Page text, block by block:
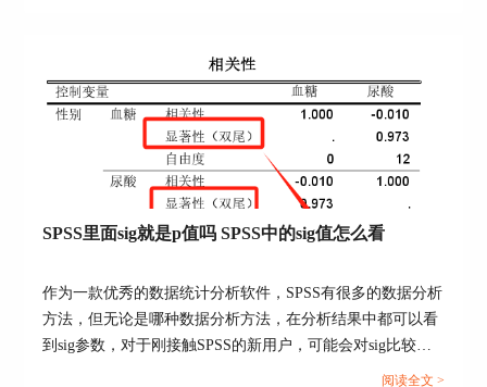
如图6所示，可以看到，账号已变为了新的变量，
而Page则变为个案，展示了在不同Page中不同账号
的浏览次数。
SPSS里面sig就是p值吗 SPSS中的sig值怎么看
作为一款优秀的数据统计分析软件，SPSS有很多的数据分析
方法，但无论是哪种数据分析方法，在分析结果中都可以看
到sig参数，对于刚接触SPSS的新用户，可能会对sig比较陌
生，下面就给大家详细讲解一下SPSS里面sig就是p值吗，
阅读全文 >